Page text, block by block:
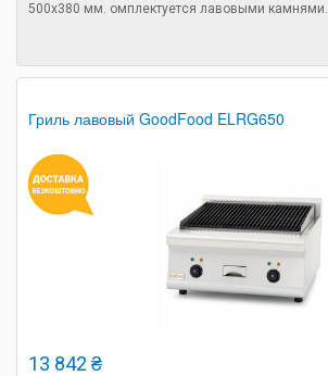
500х380 мм. омплектуется лавовыми камнями.
Гриль лавовый GoodFood ELRG650
13 842 ₴